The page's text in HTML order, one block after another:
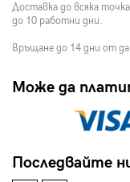
Доставка до всяка
до 10 работни дни.
Връщане до 14 дни от
Може да
Последвайте